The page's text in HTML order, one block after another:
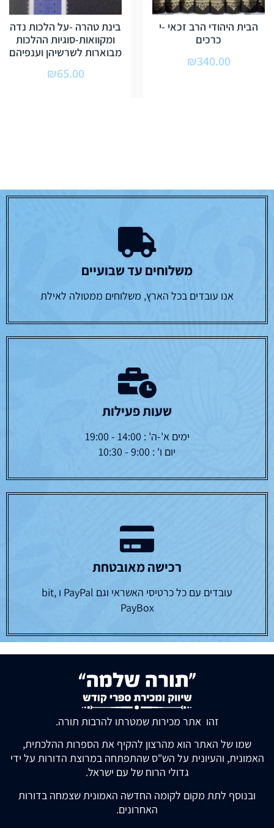
הבית היהודי הרב זכאי -י
כרכים
₪340.00
בינת טהרה -על הלכות נדה
ומקוואות-סוגיות ההלכות
מבוארות לשרשיהן וענפיהם
₪65.00
משלוחים עד שבועיים
אנו עובדים בכל הארץ, משלוחים ממטולה לאילת
שעות פעילות
ימים א'-ה' : 14:00 - 19:00
יום ו' : 9:00 - 10:30
רכישה מאובטחת
עובדים עם כל כרטיסי האשראי וגם PayPal ו bit,
PayBox
זהו אתר מכירות שמטרתו להרבות תורה.
שמו של האתר הוא מהרצון להקיף את הספרות ההלכתית,
האמונית, והעיונית על הש"ס שהתפתחה במרוצת הדורות על ידי
גדולי הרוח של עם ישראל.
ובנוסף לתת מקום לקומה החדשה האמונית שצמחה בדורות
האחרונים.